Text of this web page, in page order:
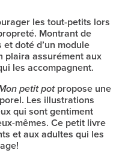
les tout-petits lors
Montrant de
doté d’un module
plaira assurément aux
les accompagnent.
petit potpropose une
Les illustrations
qui sont gentiment
mêmes. Ce petit livre
et aux adultes qui les